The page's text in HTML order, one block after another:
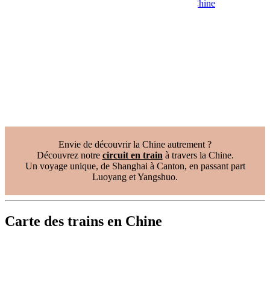
Vaccins pour votre voyage en Chine
Envie de découvrir la Chine autrement ?
Découvrez notre circuit en train à travers la Chine.
Un voyage unique, de Shanghai à Canton, en passant part
Luoyang et Yangshuo.
Carte des trains en Chine